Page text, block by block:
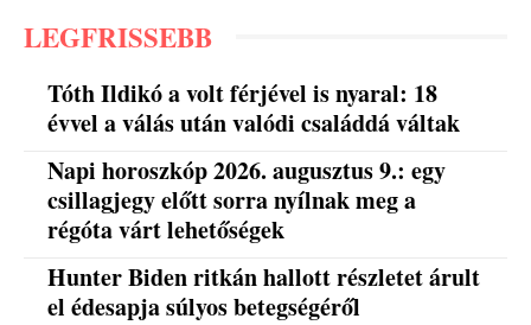
LEGFRISSEBB
Tóth Ildikó a volt férjével is nyaral: 18
évvel a válás után valódi családdá váltak
Napi horoszkóp 2026. augusztus 9.: egy
csillagjegy előtt sorra nyílnak meg a
régóta várt lehetőségek
Hunter Biden ritkán hallott részletet árult
el édesapja súlyos betegségéről